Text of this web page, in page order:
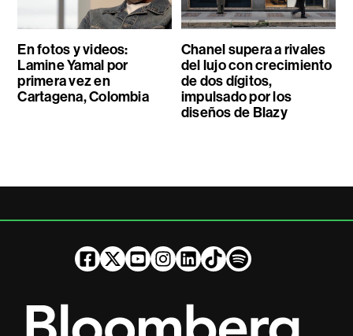
En fotos y videos:
Lamine Yamal por
primera vez en
Cartagena, Colombia
Chanel supera a rivales
del lujo con crecimiento
de dos dígitos,
impulsado por los
diseños de Blazy